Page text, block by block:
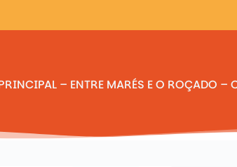
– ENTRE MARÉS E O ROÇADO –